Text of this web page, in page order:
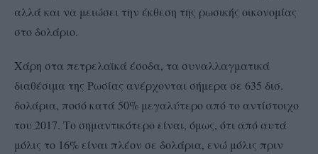
αλλά και να μειώσει την έκθεση της ρωσικής οικονομίας
στο δολάριο.
Χάρη στα πετρελαϊκά έσοδα, τα συναλλαγματικά
διαθέσιμα της Ρωσίας ανέρχονται σήμερα σε 635 δισ.
δολάρια, ποσό κατά 50% μεγαλύτερο από το αντίστοιχο
του 2017. Το σημαντικότερο είναι, όμως, ότι από αυτά
μόλις το 16% είναι πλέον σε δολάρια, ενώ μόλις πριν